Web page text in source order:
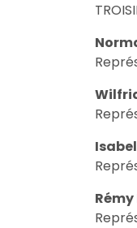
Wilfrid
Rémy